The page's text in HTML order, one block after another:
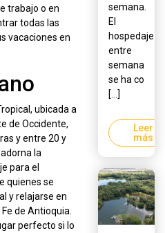
trabajo o en
todas las
vacaciones en
ubicada a
de Occidente,
y entre 20 y
la
para el
quienes se
y relajarse en
de Antioquia.
perfecto si lo
semana.
El
hospedaje
entre
semana
se ha co
[...]
Leer
más